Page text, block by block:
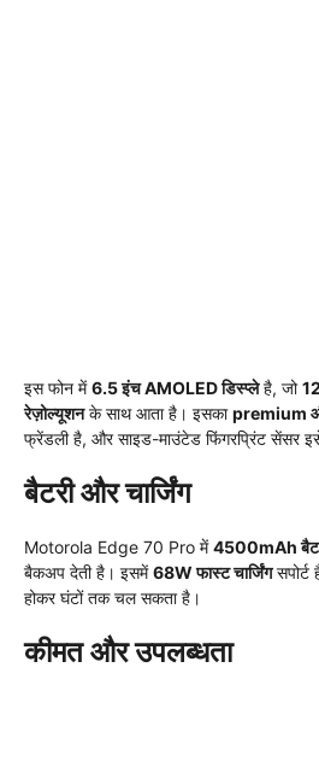
इस फोन में6.5 इंच AMOLED डिस्प्लेहै, जो
रेज़ोल्यूशनके साथ आता है। इसकाpremium
फ्रेंडली है, और साइड-माउंटेड फिंगरप्रिंट सेंसर
बैटरी और चार्जिंग
Motorola Edge 70 Pro में4500mAh
बैकअप देती है। इसमें68W फास्ट चार्जिंगसपोर्ट
होकर घंटों तक चल सकता है।
कीमत और उपलब्धता